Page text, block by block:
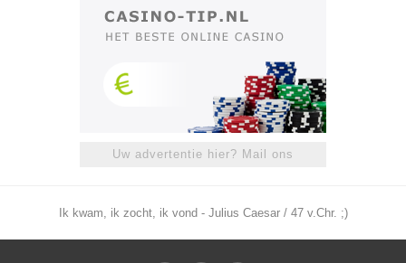
Uw advertentie hier? Mail ons
Ik kwam, ik zocht, ik vond - Julius Caesar / 47 v.Chr. ;)